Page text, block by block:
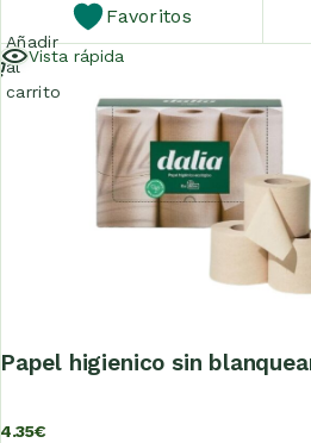
Favoritos
Vista rápida
papel higienico sin
4.35€
Añadir
al
carrito